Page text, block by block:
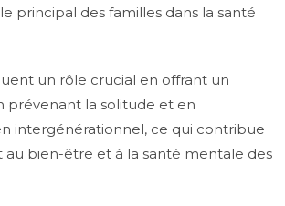
principal des familles dans la santé
un rôle crucial en offrant un
prévenant la solitude et en
intergénérationnel, ce qui contribue
au bien-être et à la santé mentale des